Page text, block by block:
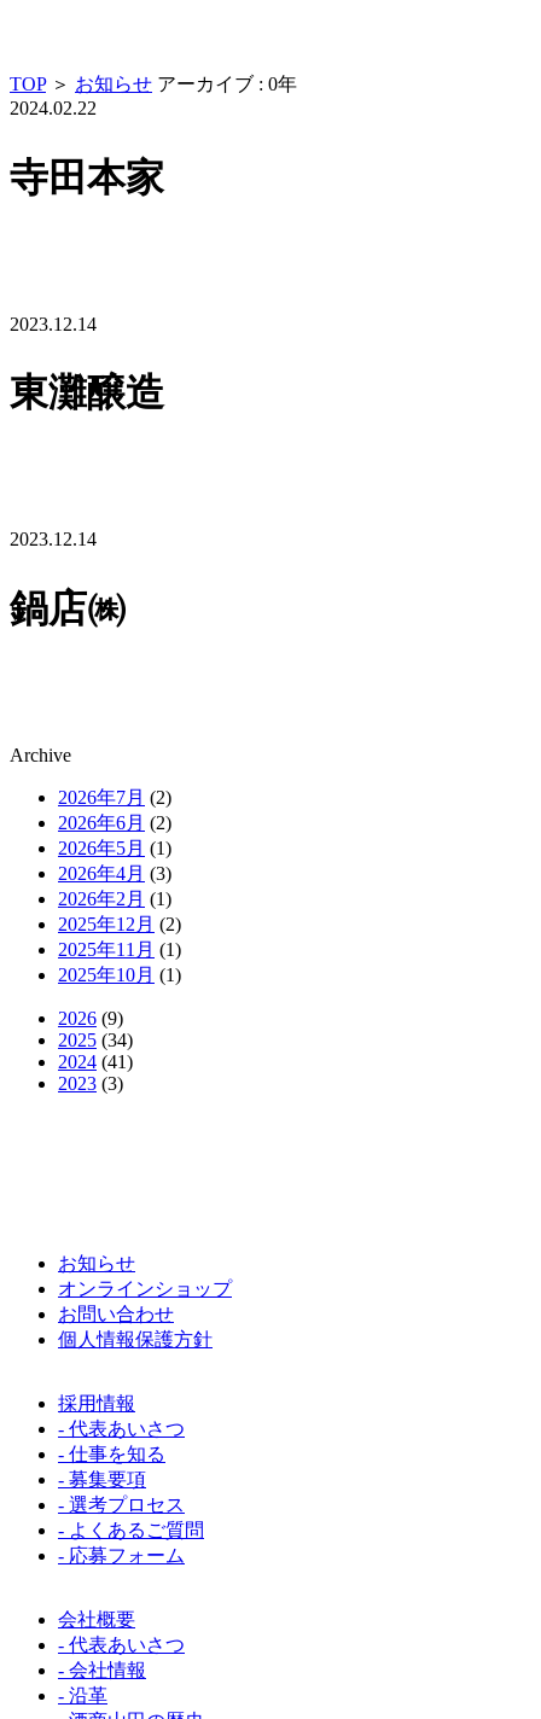
TOP＞ お知らせ アーカイブ : 0年
2024.02.22
寺田本家
2023.12.14
東灘醸造
2023.12.14
鍋店㈱
Archive
2026年7月 (2)
2026年6月 (2)
2026年5月 (1)
2026年4月 (3)
2026年2月 (1)
2025年12月 (2)
2025年11月 (1)
2025年10月 (1)
2026 (9)
2025 (34)
2024 (41)
2023 (3)
お知らせ
オンラインショップ
お問い合わせ
個人情報保護方針
採用情報
- 代表あいさつ
- 仕事を知る
- 募集要項
- 選考プロセス
- よくあるご質問
- 応募フォーム
会社概要
- 代表あいさつ
- 会社情報
- 沿革